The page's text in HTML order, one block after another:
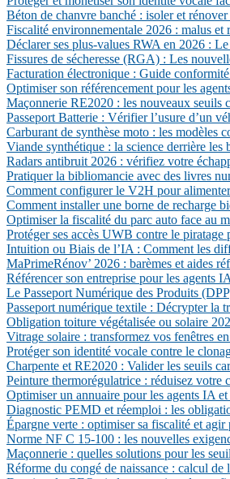
Béton de chanvre banché : isoler et rénover
Fiscalité environnementale 2026 : malus et
Déclarer ses plus-values RWA en 2026 :
Fissures de sécheresse (RGA) : Les
Facturation électronique : Guide
Optimiser son référencement pour les
Maçonnerie RE2020 : les nouveaux seuils
Passeport Batterie : Vérifier l’usure d’un
Carburant de synthèse moto : les modèles
Viande synthétique : la science derrière les
Radars antibruit 2026 : vérifiez votre
Pratiquer la bibliomancie avec des livres
Comment configurer le V2H pour
Comment installer une borne de recharge
Optimiser la fiscalité du parc auto face au
Protéger ses accès UWB contre le piratage
Intuition ou Biais de l’IA : Comment les
MaPrimeRénov’ 2026 : barèmes et aides
Référencer son entreprise pour les agents
Le Passeport Numérique des Produits
Passeport numérique textile : Décrypter la
Obligation toiture végétalisée ou solaire
Vitrage solaire : transformez vos fenêtres
Protéger son identité vocale contre le
Charpente et RE2020 : Valider les seuils
Peinture thermorégulatrice : réduisez votre
Optimiser un annuaire pour les agents IA
Diagnostic PEMD et réemploi : les
Épargne verte : optimiser sa fiscalité et agir
Norme NF C 15-100 : les nouvelles
Maçonnerie : quelles solutions pour les
Réforme du congé de naissance : calcul de